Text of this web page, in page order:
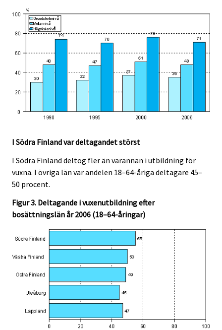
I Södra Finland var deltagandet störst
I Södra Finland deltog fler än varannan i utbildning för
vuxna. I övriga län var andelen 18–64-åriga deltagare 45–
50 procent.
Figur 3. Deltagande i vuxenutbildning efter
bosättningslän år 2006 (18–64-åringar)